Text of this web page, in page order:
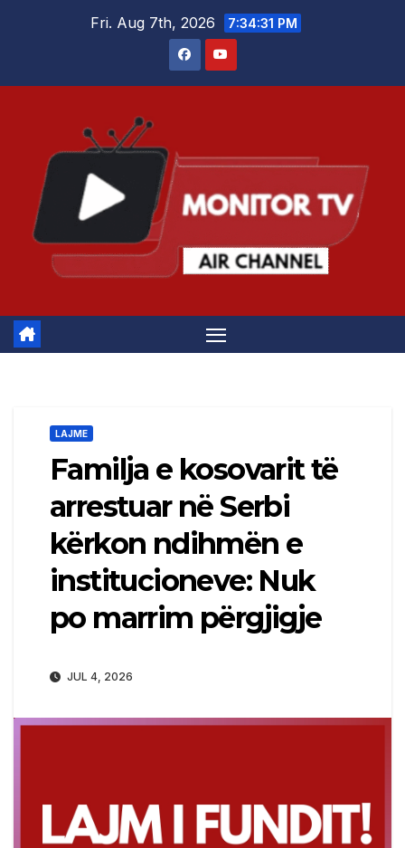
Fri. Aug 7th, 2026 7:34:31 PM
LAJME
Familja e kosovarit të
arrestuar në Serbi
kërkon ndihmën e
institucioneve: Nuk
po marrim përgjigje
JUL 4, 2026